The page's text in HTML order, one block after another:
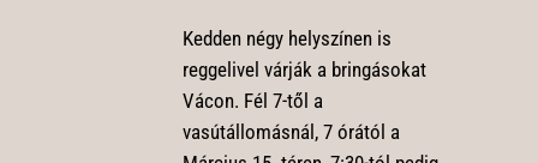
Kedden négy helyszínen is
reggelivel várják a bringásokat
Vácon. Fél 7-től a
vasútállomásnál, 7 órától a